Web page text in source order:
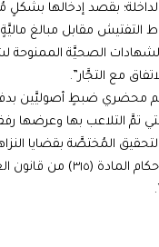
بقصد إدخالها بشكلٍ
التفتيش مقابل مبالغ
الصحيَّة الممنوحة
مع التجَّار”.
محضري ضبطٍ أصوليَّين
تمَّ التلاعب بها وعرضها
المُختصَّة بقضايا
قررَّ توقيفها بموجب أحكام